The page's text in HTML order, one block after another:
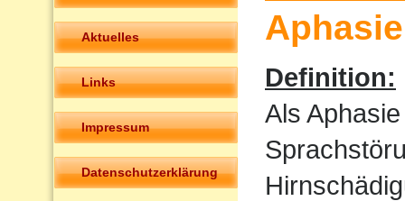
Aktuelles
Links
Impressum
Datenschutzerklärung
Aphasie
Definition:
Als